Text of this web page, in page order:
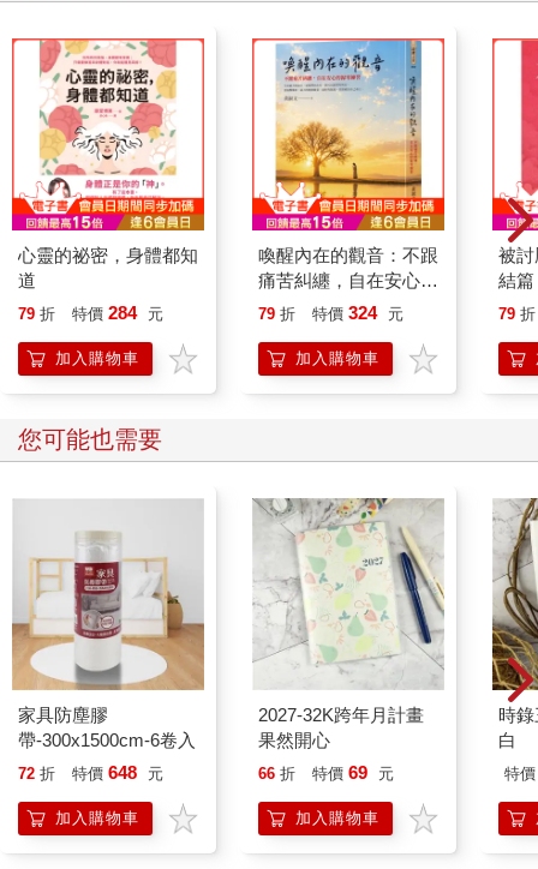
心靈的祕密，身體都知
道
79 折 特價 284 元
加入購物車
喚醒內在的觀音：不跟
痛苦糾纏，自在安心的
歸零練習
79 折 特價 324 元
加入購物車
被
結
指南
79 折
您可能也需要
家具防塵膠
帶-300x1500cm-6卷入
72 折 特價 648 元
加入購物車
2027-32K跨年月計畫
果然開心
66 折 特價 69 元
加入購物車
時錄
白
特價